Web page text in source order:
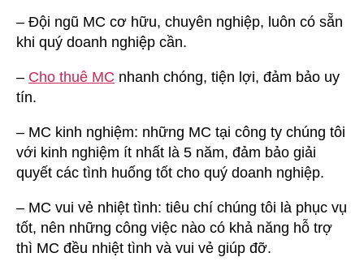
– Đội ngũ MC cơ hữu, chuyên nghiệp, luôn có sẵn
khi quý doanh nghiệp cần.
– Cho thuê MC nhanh chóng, tiện lợi, đảm bảo uy
tín.
– MC kinh nghiệm: những MC tại công ty chúng tôi
với kinh nghiệm ít nhất là 5 năm, đảm bảo giải
quyết các tình huống tốt cho quý doanh nghiệp.
– MC vui vẻ nhiệt tình: tiêu chí chúng tôi là phục vụ
tốt, nên những công việc nào có khả năng hỗ trợ
thì MC đều nhiệt tình và vui vẻ giúp đỡ.